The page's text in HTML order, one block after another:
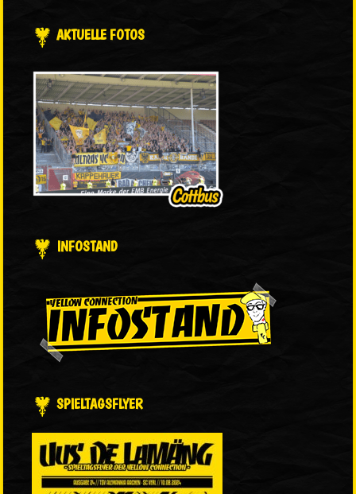
AKTUELLE FOTOS
INFOSTAND
SPIELTAGSFLYER